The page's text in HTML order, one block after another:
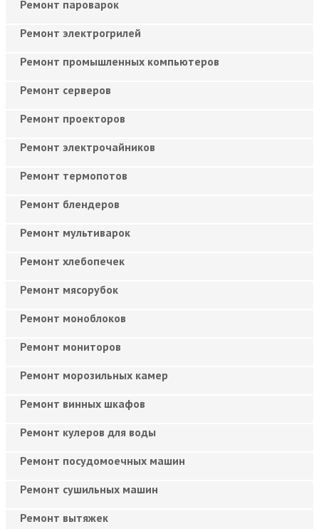
Ремонт пароварок
Ремонт электрогрилей
Ремонт промышленных компьютеров
Ремонт серверов
Ремонт проекторов
Ремонт электрочайников
Ремонт термопотов
Ремонт блендеров
Ремонт мультиварок
Ремонт хлебопечек
Ремонт мясорубок
Ремонт моноблоков
Ремонт мониторов
Ремонт морозильных камер
Ремонт винных шкафов
Ремонт кулеров для воды
Ремонт посудомоечных машин
Ремонт сушильных машин
Ремонт вытяжек